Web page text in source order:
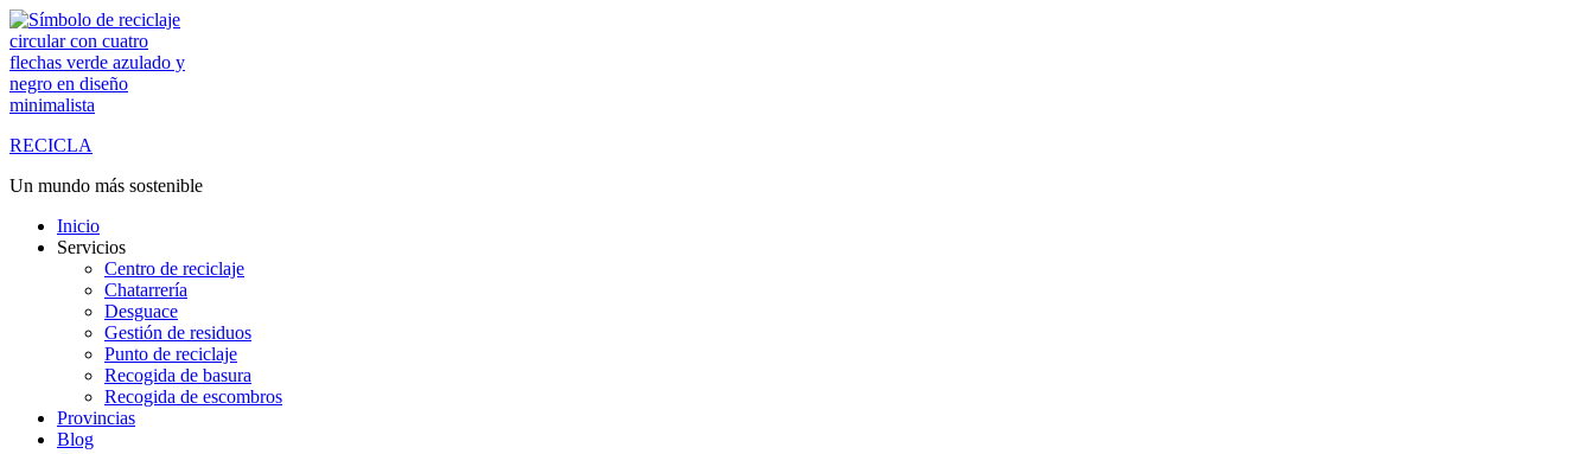
Saltar
al
contenido
RECICLA
Un mundo más sostenible
Inicio
Servicios
Centro de reciclaje
Chatarrería
Desguace
Gestión de residuos
Punto de reciclaje
Recogida de basura
Recogida de escombros
Provincias
Blog